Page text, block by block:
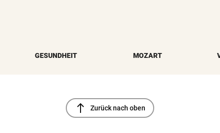
GESUNDHEIT MOZART
north Zurück nach oben